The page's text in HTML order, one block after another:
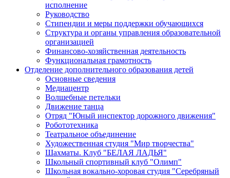
исполнение
Руководство
Стипендии и меры поддержки обучающихся
Структура и органы управления образовательной
организацией
Финансово-хозяйственная деятельность
Функциональная грамотность
Отделение дополнительного образования детей
Основные сведения
Медиацентр
Волшебные петельки
Движение танца
Отряд "Юный инспектор дорожного движения"
Робототехника
Театральное объединение
Художественная студия "Мир творчества"
Шахматы. Клуб "БЕЛАЯ ЛАДЬЯ"
Школьный спортивный клуб "Олимп"
Школьная вокально-хоровая студия "Серебряный